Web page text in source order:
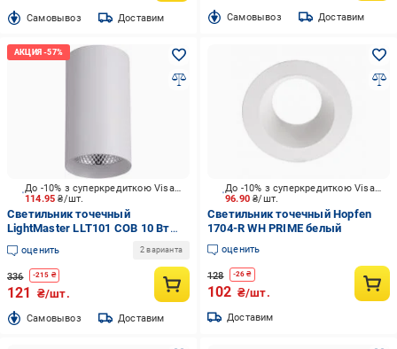
Cамовывоз Доставим Cамовывоз Доставим
114.95₴/шт.
До -10% з суперкредиткою Visa Вигода
Светильник точечный
LightMaster LLT101 COB 10 Вт
4000 К белый
оценить 2 варианта
336 -215 ₴
121 ₴/шт.
Cамовывоз Доставим
96.90₴/шт.
До -10% з суперкредиткою Visa Вигода
Светильник точечный Hopfen
1704-R WH PRIME белый
оценить
128 -26 ₴
102 ₴/шт.
Доставим